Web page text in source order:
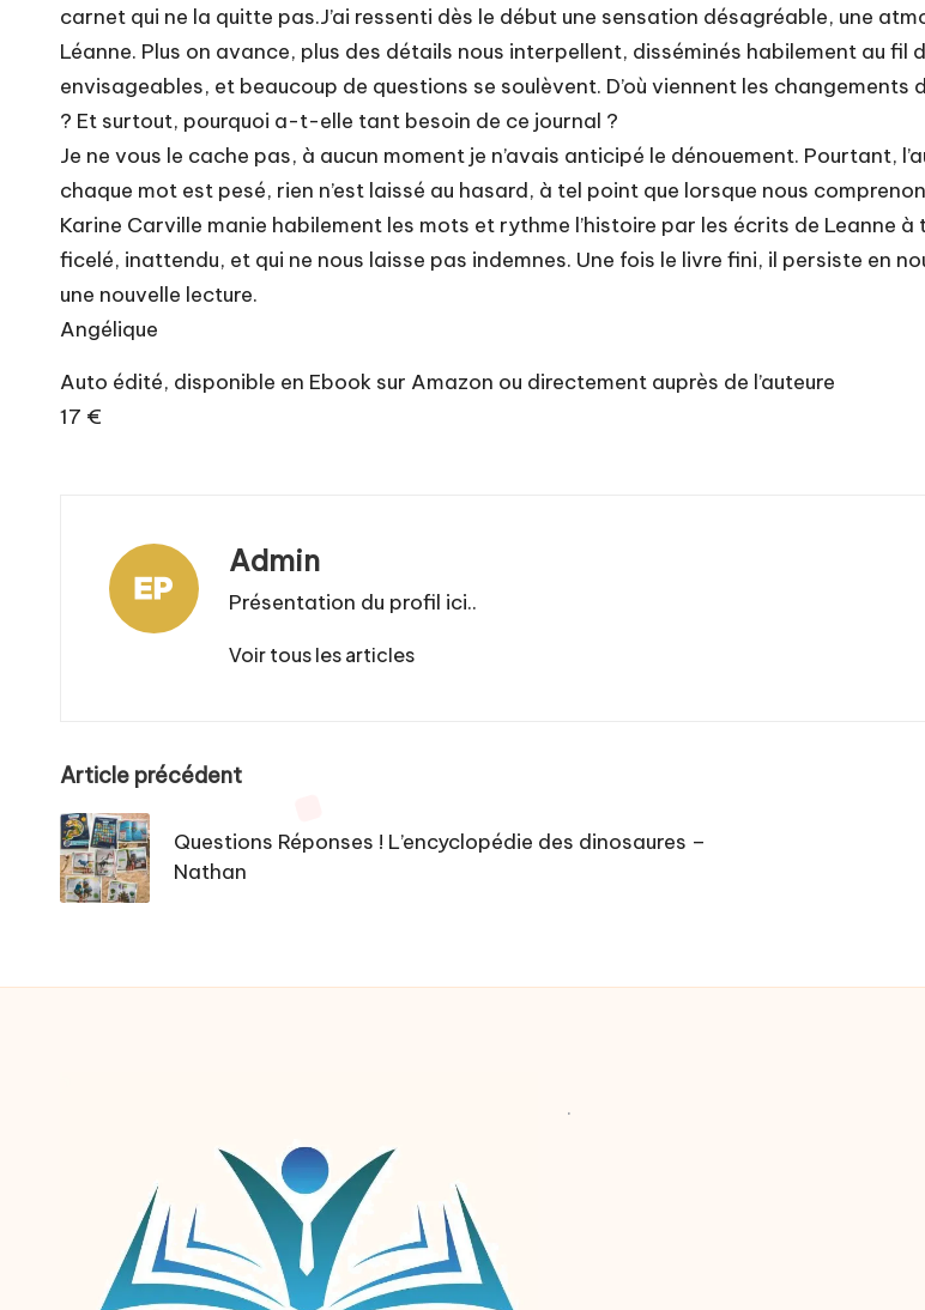
carnet qui ne la quitte pas.J’ai ressenti dès le début une sensation désagréable, une
Léanne. Plus on avance, plus des détails nous interpellent, disséminés habilement au
envisageables, et beaucoup de questions se soulèvent. D’où viennent les changements
? Et surtout, pourquoi a-t-elle tant besoin de ce journal ?
Je ne vous le cache pas, à aucun moment je n’avais anticipé le dénouement. Pourtant,
chaque mot est pesé, rien n’est laissé au hasard, à tel point que lorsque nous
Karine Carville manie habilement les mots et rythme l’histoire par les écrits de Leanne
ficelé, inattendu, et qui ne nous laisse pas indemnes. Une fois le livre fini, il persiste en
une nouvelle lecture.
Angélique
Auto édité, disponible en Ebook sur Amazon ou directement auprès de l’auteure
17 €
Admin
Présentation du profil ici..
Voir tous les articles
Post
navigation
Article précédent
Questions Réponses ! L’encyclopédie des dinosaures –
Nathan
.